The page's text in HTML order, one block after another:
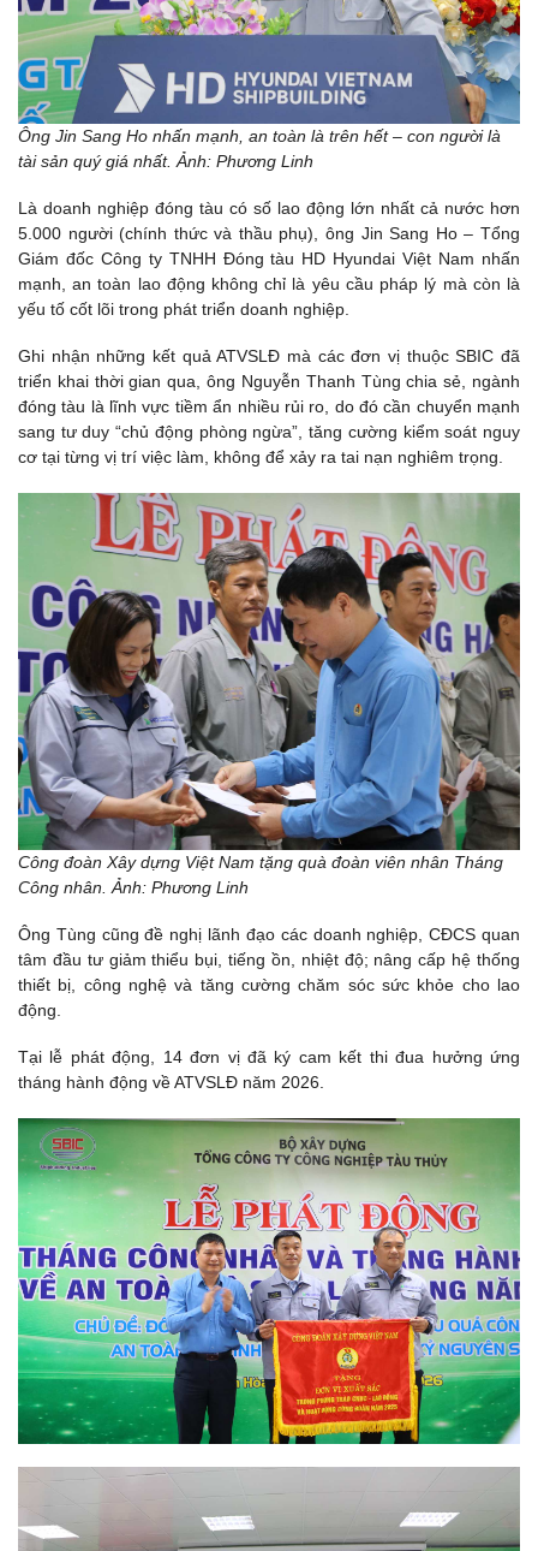
Ông Jin Sang Ho nhấn mạnh, an toàn là trên hết – con người là
tài sản quý giá nhất. Ảnh: Phương Linh
Là doanh nghiệp đóng tàu có số lao động lớn nhất cả nước hơn
5.000 người (chính thức và thầu phụ), ông Jin Sang Ho – Tổng
Giám đốc Công ty TNHH Đóng tàu HD Hyundai Việt Nam nhấn
mạnh, an toàn lao động không chỉ là yêu cầu pháp lý mà còn là
yếu tố cốt lõi trong phát triển doanh nghiệp.
Ghi nhận những kết quả ATVSLĐ mà các đơn vị thuộc SBIC đã
triển khai thời gian qua, ông Nguyễn Thanh Tùng chia sẻ, ngành
đóng tàu là lĩnh vực tiềm ẩn nhiều rủi ro, do đó cần chuyển mạnh
sang tư duy “chủ động phòng ngừa”, tăng cường kiểm soát nguy
cơ tại từng vị trí việc làm, không để xảy ra tai nạn nghiêm trọng.
Công đoàn Xây dựng Việt Nam tặng quà đoàn viên nhân Tháng
Công nhân. Ảnh: Phương Linh
Ông Tùng cũng đề nghị lãnh đạo các doanh nghiệp, CĐCS quan
tâm đầu tư giảm thiểu bụi, tiếng ồn, nhiệt độ; nâng cấp hệ thống
thiết bị, công nghệ và tăng cường chăm sóc sức khỏe cho lao
động.
Tại lễ phát động, 14 đơn vị đã ký cam kết thi đua hưởng ứng
tháng hành động về ATVSLĐ năm 2026.